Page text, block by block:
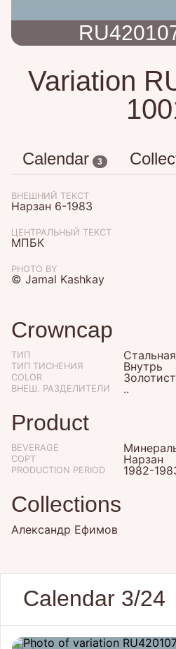
Variation
Calendar 3
ВНЕШНИЙ ТЕКСТ
Нарзан 6-1983
ЦЕНТРАЛЬНЫЙ ТЕКСТ
МПБК
PHOTO BY
© Jamal Kashkay
Crowncap
ТИП
ТИП ТИСНЕНИЯ Внутрь
COLOR
ВНЕШ. РАЗДЕЛИТЕЛИ ..
Product
BEVERAGE
СОРТ Нарзан
PRODUCTION PERIOD 1982-
Collections
Александр Ефимов
Calendar 3/24